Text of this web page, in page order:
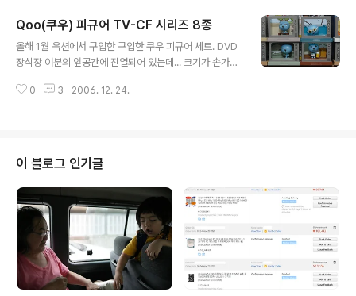
엔젤 시리즈는 마감을 해야겠습니다.
Qoo(쿠우) 피규어 TV-CF 시리즈 8종
올해 1월 옥션에서 구입한 구입한 쿠우 피규어 세트. DVD
장식장 여분의 앞공간에 진열되어 있는데... 크기가 손가락
0 3 2006. 12. 24.
이 블로그 인기글